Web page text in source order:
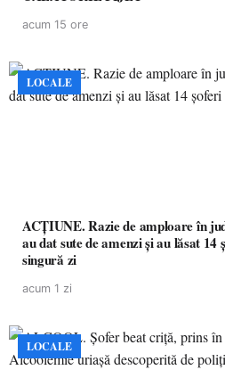
acum 15 ore
LOCALE
ACȚIUNE. Razie de amploare în
au dat sute de amenzi și au lăsat
singură zi
acum 1 zi
LOCALE